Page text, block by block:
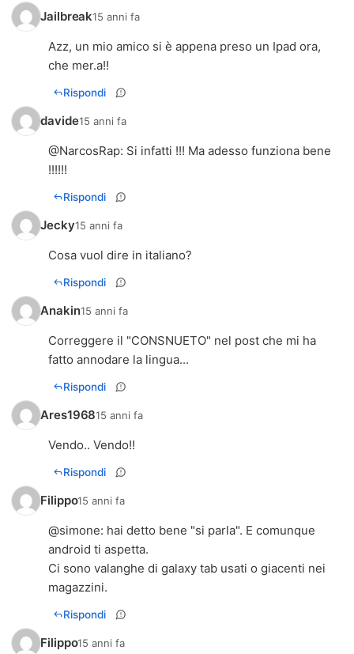
Jailbreak15 anni fa
Azz, un mio amico si è appena preso un Ipad ora,
che mer.a!!
Rispondi
davide15 anni fa
@NarcosRap: Si infatti !!! Ma adesso funziona bene
!!!!!!
Rispondi
Jecky15 anni fa
Cosa vuol dire in italiano?
Rispondi
Anakin15 anni fa
Correggere il "CONSNUETO" nel post che mi ha
fatto annodare la lingua...
Rispondi
Ares196815 anni fa
Vendo.. Vendo!!
Rispondi
Filippo15 anni fa
@simone: hai detto bene "si parla". E comunque
android ti aspetta.
Ci sono valanghe di galaxy tab usati o giacenti nei
magazzini.
Rispondi
Filippo15 anni fa